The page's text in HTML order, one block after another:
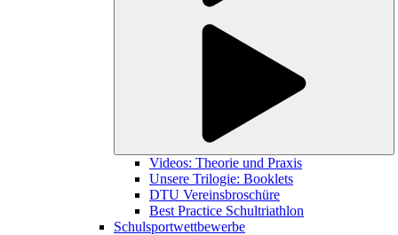
Videos: Theorie und Praxis
Unsere Trilogie: Booklets
DTU Vereinsbroschüre
Best Practice Schultriathlon
Schulsportwettbewerbe